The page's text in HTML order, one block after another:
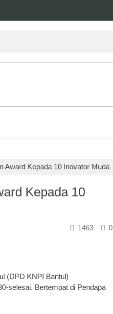
Award Kepada 10 Inovator Muda
Kepada 10
0
1463
(DPD KNPI Bantul)
selesai. Bertempat di Pendapa